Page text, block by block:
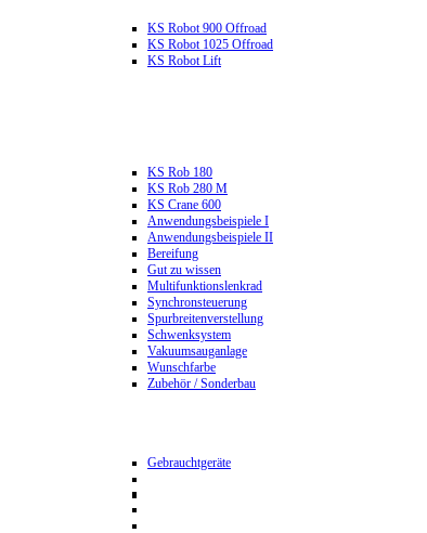
KS Robot 900 Offroad
KS Robot 1025 Offroad
KS Robot Lift
KS Rob 180
KS Rob 280 M
KS Crane 600
Anwendungsbeispiele I
Anwendungsbeispiele II
Bereifung
Gut zu wissen
Multifunktionslenkrad
Synchronsteuerung
Spurbreitenverstellung
Schwenksystem
Vakuumsauganlage
Wunschfarbe
Zubehör / Sonderbau
Gebrauchtgeräte